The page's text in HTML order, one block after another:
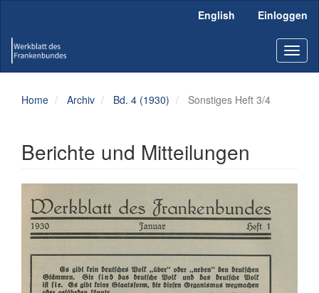
English Einloggen
Home Archiv Bd. 4 (1930) Sonstiges Heft 3/4
Berichte und Mitteilungen
Artikel-
Sidebar